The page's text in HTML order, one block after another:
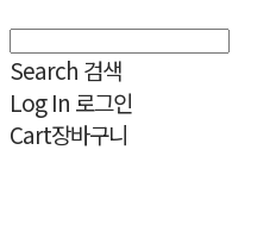
Search 검색
Log In 로그인
Cart장바구니